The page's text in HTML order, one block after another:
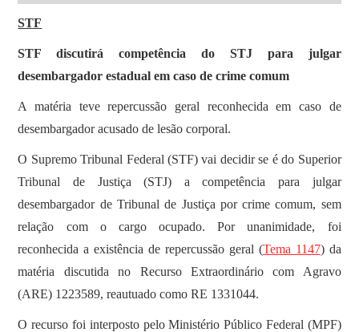
STF
STF discutirá competência do STJ para julgar
desembargador estadual em caso de crime comum
A matéria teve repercussão geral reconhecida em caso de
desembargador acusado de lesão corporal.
O Supremo Tribunal Federal (STF) vai decidir se é do Superior
Tribunal de Justiça (STJ) a competência para julgar
desembargador de Tribunal de Justiça por crime comum, sem
relação com o cargo ocupado. Por unanimidade, foi
reconhecida a existência de repercussão geral (Tema 1147) da
matéria discutida no Recurso Extraordinário com Agravo
(ARE) 1223589, reautuado como RE 1331044.
O recurso foi interposto pelo Ministério Público Federal (MPF)